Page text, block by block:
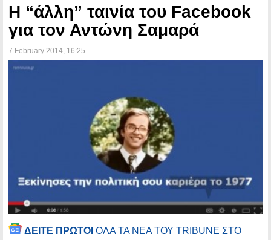
H “άλλη” ταινία του Facebook
για τον Αντώνη Σαμαρά
7 February 2014 , 16:25
ΔΕΙΤΕ ΠΡΩΤΟΙ ΟΛΑ ΤΑ ΝΕΑ ΤΟΥ TRIBUNE ΣΤΟ